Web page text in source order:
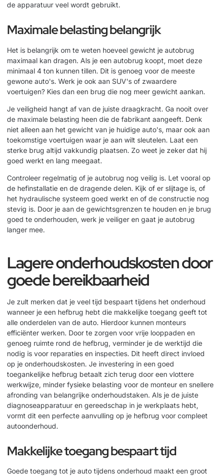
de apparatuur veel wordt gebruikt.
Maximale belasting belangrijk
Het is belangrijk om te weten hoeveel gewicht je autobrug
maximaal kan dragen. Als je een autobrug koopt, moet deze
minimaal 4 ton kunnen tillen. Dit is genoeg voor de meeste
gewone auto's. Werk je ook aan SUV's of zwaardere
voertuigen? Kies dan een brug die nog meer gewicht aankan.
Je veiligheid hangt af van de juiste draagkracht. Ga nooit over
de maximale belasting heen die de fabrikant aangeeft. Denk
niet alleen aan het gewicht van je huidige auto's, maar ook aan
toekomstige voertuigen waar je aan wilt sleutelen. Laat een
sterke brug altijd vakkundig plaatsen. Zo weet je zeker dat hij
goed werkt en lang meegaat.
Controleer regelmatig of je autobrug nog veilig is. Let vooral op
de hefinstallatie en de dragende delen. Kijk of er slijtage is, of
het hydraulische systeem goed werkt en of de constructie nog
stevig is. Door je aan de gewichtsgrenzen te houden en je brug
goed te onderhouden, werk je veiliger en gaat je autobrug
langer mee.
Lagere onderhoudskosten door
goede bereikbaarheid
Je zult merken dat je veel tijd bespaart tijdens het onderhoud
wanneer je een hefbrug hebt die makkelijke toegang geeft tot
alle onderdelen van de auto. Hierdoor kunnen monteurs
efficiënter werken. Door te zorgen voor vrije looppaden en
genoeg ruimte rond de hefbrug, verminder je de werktijd die
nodig is voor reparaties en inspecties. Dit heeft direct invloed
op je onderhoudskosten. Je investering in een goed
toegankelijke hefbrug betaalt zich terug door een vlottere
werkwijze, minder fysieke belasting voor de monteur en snellere
afronding van belangrijke onderhoudstaken. Als je de juiste
diagnoseapparatuur en gereedschap in je werkplaats hebt,
vormt dit een perfecte aanvulling op je hefbrug voor compleet
autoonderhoud.
Makkelijke toegang bespaart tijd
Goede toegang tot je auto tijdens onderhoud maakt een groot